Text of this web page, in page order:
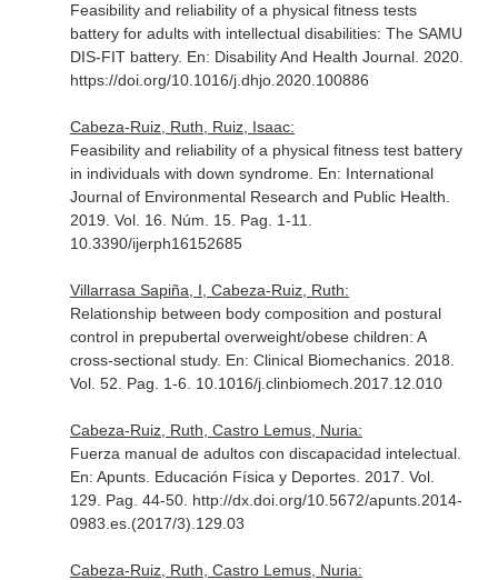
Feasibility and reliability of a physical fitness tests
battery for adults with intellectual disabilities: The SAMU
DIS-FIT battery. En: Disability And Health Journal. 2020.
https://doi.org/10.1016/j.dhjo.2020.100886
Cabeza-Ruiz, Ruth, Ruiz, Isaac:
Feasibility and reliability of a physical fitness test battery
in individuals with down syndrome. En: International
Journal of Environmental Research and Public Health
2019. Vol. 16. Núm. 15. Pag. 1-11.
10.3390/ijerph16152685
Villarrasa Sapiña, I, Cabeza-Ruiz, Ruth:
Relationship between body composition and postural
control in prepubertal overweight/obese children: A
cross-sectional study. En: Clinical Biomechanics. 2018.
Vol. 52. Pag. 1-6. 10.1016/j.clinbiomech.2017.12.010
Cabeza-Ruiz, Ruth, Castro Lemus, Nuria:
Fuerza manual de adultos con discapacidad intelectual.
En: Apunts. Educación Física y Deportes. 2017. Vol.
129. Pag. 44-50. http://dx.doi.org/10.5672/apunts.2014-
0983.es.(2017/3).129.03
Cabeza-Ruiz, Ruth, Castro Lemus, Nuria: